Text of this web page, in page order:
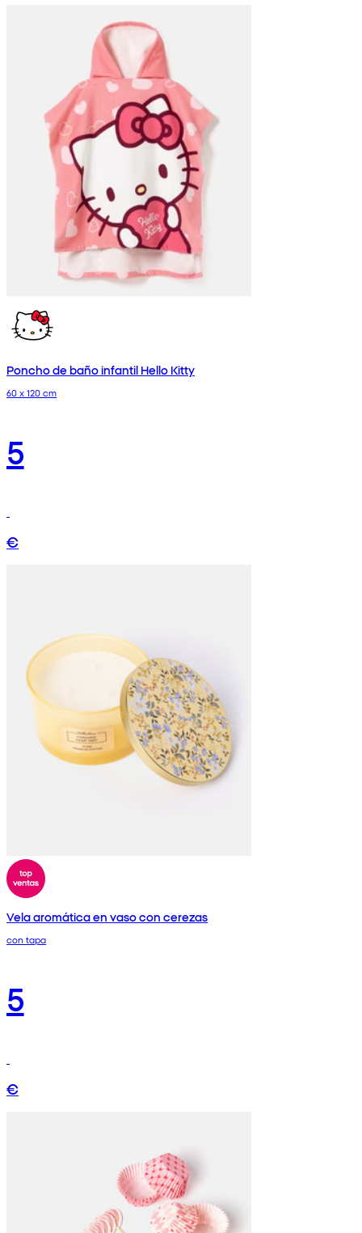
Poncho de baño infantil Hello Kitty
60 x 120 cm
5
€
Vela aromática en vaso con cerezas
con tapa
5
€